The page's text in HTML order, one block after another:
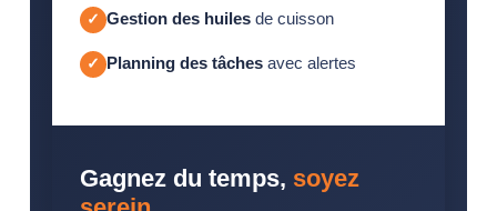
Gestion des huilesde cuisson
Planning des tâchesavec alertes
Gagnez du temps, soyez